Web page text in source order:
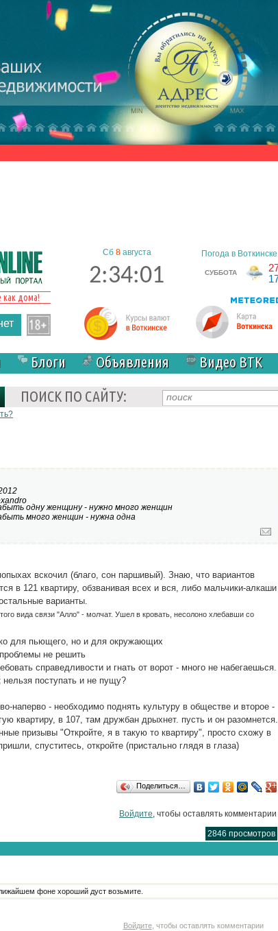
как дома!
Сб 8августа
2:34:01
Блоги Объявления Видео ВТК
ПОИСК ПО САЙТУ:
одну женщину - нужно много женщин
много женщин - нужна одна
вскочил (благо, сон паршивый). Знаю, что вариантов
в 121 квартиру, обзванивая всех и вся, либо мальчики-алкаши
варианты.
вида связи "Алло" - молчат. Ушел в кровать, несолоно хлебавши со
для пьющего, но и для окружающих
не решить
справедливости и гнать от ворот - много не набегаешься.
поступать и не пущу?
наперво - необходимо поднять культуру в обществе и второе -
квартиру, в 107, там дружбан дрыхнет. пусть и он разомнется.
призывы "Откройте, я в такую то квартиру", просто схожу в
спуститесь, откройте (пристально глядя в глаза)
Поделиться…
Войдите, чтобы оставлять комментарии
2846 просмотров
фоне хороший дуст возьмите.
Войдите, чтобы оставлять комментарии